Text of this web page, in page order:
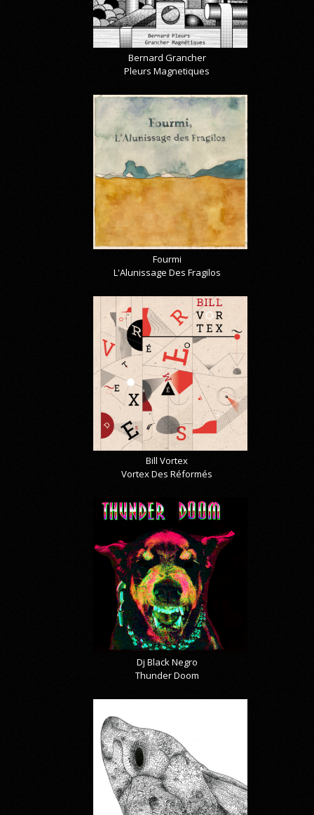
Bernard Grancher
Pleurs Magnetiques
Fourmi
L'Alunissage Des Fragilos
Bill Vortex
Vortex Des Réformés
Dj Black Negro
Thunder Doom